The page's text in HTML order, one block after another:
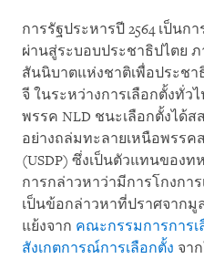
การรัฐประหารปี 2564 เป็นก
ผ่านสู่ระบอบประชาธิปไตย
สันนิบาตแห่งชาติเพื่อประชา
จี ในระหว่างการเลือกตั้งทั่ว
พรรค NLD ชนะเลือกตั้งได้ส
อย่างถล่มทะลายเหนือพรร
(USDP) ซึ่งเป็นตัวแทนของ
การกล่าวหาว่ามีการโกงกา
เป็นข้อกล่าวหาที่ปราศจากมู
แย้งจาก คณะกรรมการการ
สังเกตการณ์การเลือกตั้ง จา